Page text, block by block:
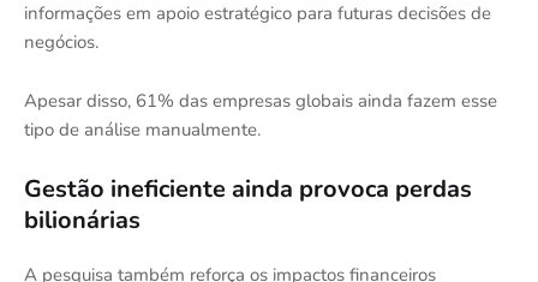
informações em apoio estratégico para futuras decisões de
negócios.
Apesar disso, 61% das empresas globais ainda fazem esse
tipo de análise manualmente.
Gestão ineficiente ainda provoca perdas
bilionárias
A pesquisa também reforça os impactos financeiros